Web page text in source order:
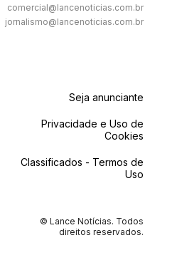
comercial@lancenoticias.com.br
jornalismo@lancenoticias.com.br
Seja anunciante
Privacidade e Uso de
Cookies
Classificados - Termos de
Uso
© Lance Notícias. Todos
direitos reservados.